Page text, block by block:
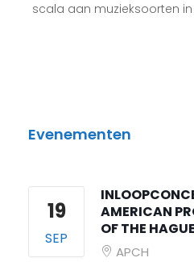
scala aan muzieksoorten
Evenementen
19
SEP
AMERICAN
OF THE HAGUE
APCH